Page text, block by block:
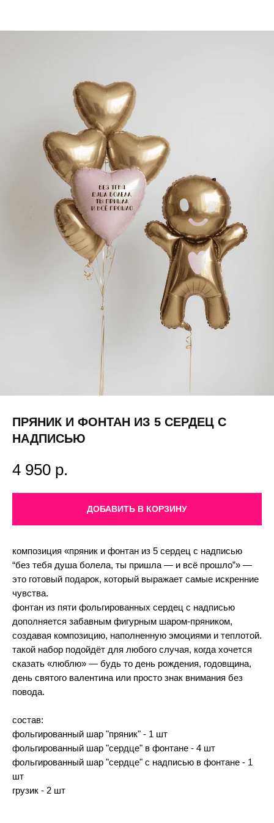
ПРЯНИК И ФОНТАН ИЗ 5 СЕРДЕЦ С
НАДПИСЬЮ
4 950 р.
ДОБАВИТЬ В КОРЗИНУ
композиция «пряник и фонтан из 5 сердец с надписью
“без тебя душа болела, ты пришла — и всё прошло”» —
это готовый подарок, который выражает самые искренние
чувства.
фонтан из пяти фольгированных сердец с надписью
дополняется забавным фигурным шаром-пряником,
создавая композицию, наполненную эмоциями и теплотой.
такой набор подойдёт для любого случая, когда хочется
сказать «люблю» — будь то день рождения, годовщина,
день святого валентина или просто знак внимания без
повода.
состав:
фольгированный шар "пряник" - 1 шт
фольгированный шар "сердце" в фонтане - 4 шт
фольгированный шар "сердце" с надписью в фонтане - 1
шт
грузик - 2 шт